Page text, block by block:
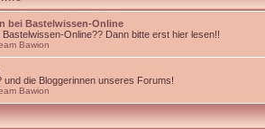
bei Bastelwissen-Online
Bastelwissen-Online?? Dann bitte erst hier lesen!!
Bawion
und die Bloggerinnen unseres Forums!
Bawion